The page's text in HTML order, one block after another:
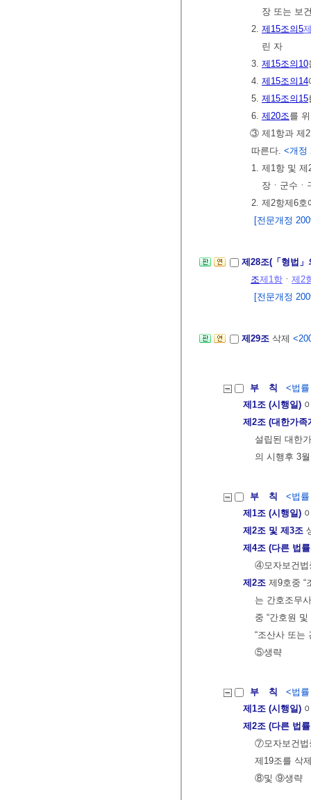
장 또는 보
2. 제15조의5
린 자
3. 제15조의10
4. 제15조의14
5. 제15조의15
6. 제20조를
③ 제1항과 제2
따른다. <개정
1. 제1항 및
장ㆍ군수ㆍ
2. 제2항제6
[전문개정
제28조(「형법
조제1항 ㆍ 제2
[전문개정
제29조 삭제
부 칙
<법
제1조 (시행일)
제2조 (대한가족
설립된 대한
의 시행후 3
부 칙
<법
제1조 (시행일)
제2조 및 제3조
제4조 (다른 법
④모자보건법
제2조 제9호중 “
는 간호조무
중 “간호원
“조산사 또는
⑤생략
부 칙
<법
제1조 (시행일)
제2조 (다른 법
⑦모자보건법
제19조를 삭
⑧및 ⑨생략